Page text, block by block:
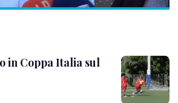
in Coppa Italia sul